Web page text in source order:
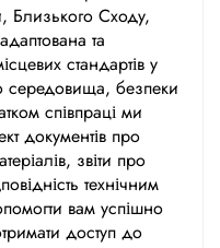
Сходу,
та
стандартів у
середовища, безпеки
співпраці ми
документів про
звіти про
технічним
вам успішно
доступ до